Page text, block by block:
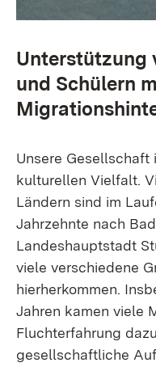
Unterstützung
und Schülern
Unsere
kulturellen Vielfalt.
Ländern sind im
Jahrzehnte nach
Landeshauptstadt
viele verschiedene
hierherkommen.
Jahren kamen viele
Fluchterfahrung
gesellschaftliche